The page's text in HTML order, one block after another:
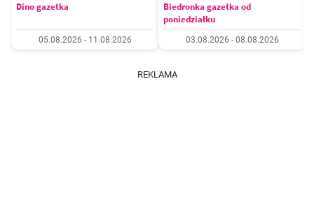
Dino gazetka
05.08.2026 - 11.08.2026
Biedronka gazetka od
poniedziałku
03.08.2026 - 08.08.2026
REKLAMA